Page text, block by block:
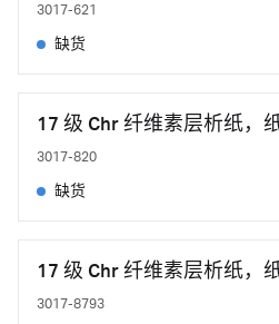
3017-621
缺货
17 级 Chr 纤维素层析纸，
3017-820
缺货
17 级 Chr 纤维素层析纸，
3017-8793